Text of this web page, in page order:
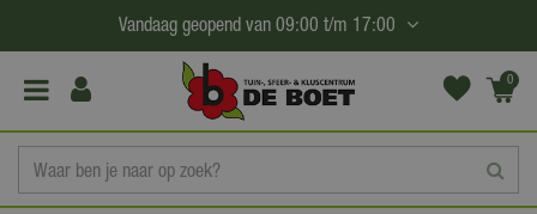
a
Vandaag geopend van 09:00 t/m 17:00
0
(€0,